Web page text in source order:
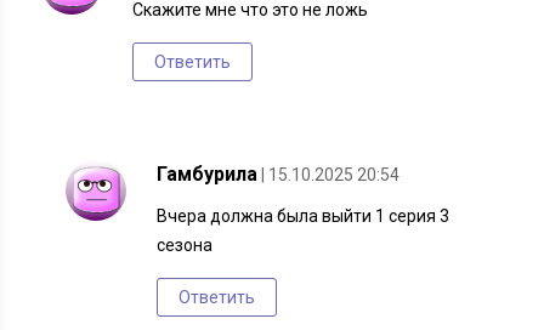
Скажите мне что это не ложь
Ответить
Гамбурила | 15.10.2025 20:54
Вчера должна была выйти 1 серия 3
сезона
Ответить